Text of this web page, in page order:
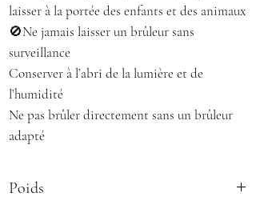
laisser à la portée des enfants et des animaux
🚫Ne jamais laisser un brûleur sans
surveillance
Conserver à l’abri de la lumière et de
l’humidité
Ne pas brûler directement sans un brûleur
adapté
Poids